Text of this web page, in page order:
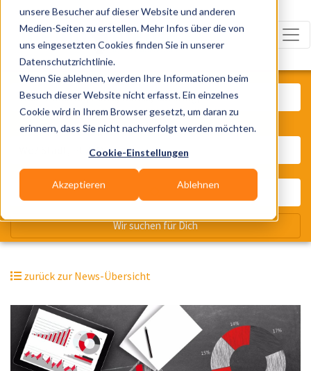
unsere Besucher auf dieser Website und anderen
Medien-Seiten zu erstellen. Mehr Infos über die von
uns eingesetzten Cookies finden Sie in unserer
Datenschutzrichtlinie.
Wenn Sie ablehnen, werden Ihre Informationen beim
Besuch dieser Website nicht erfasst. Ein einzelnes
Cookie wird in Ihrem Browser gesetzt, um daran zu
erinnern, dass Sie nicht nachverfolgt werden möchten.
Cookie-Einstellungen
Akzeptieren Ablehnen
zurück zur News-Übersicht
Was? Künstler, Zelte, Bands,
Wo? Stadt, PLZ, Ort
Wir suchen für Dich